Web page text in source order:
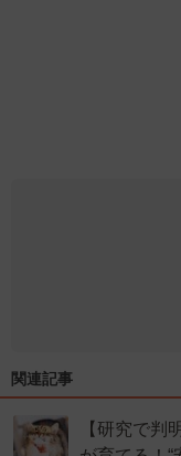
関連記事
【研究で判